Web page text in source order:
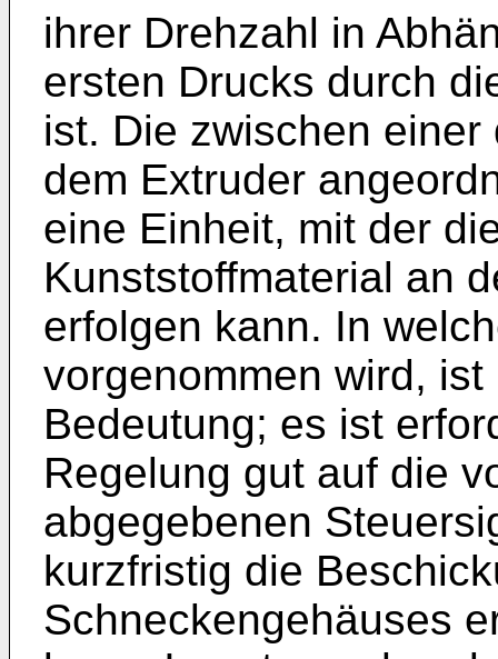
ihrer Drehzahl in
ersten Drucks durch
ist. Die zwischen
dem Extruder
eine Einheit, mit der
Kunststoffmaterial an
erfolgen kann. In
vorgenommen wird,
Bedeutung; es ist
Regelung gut auf die
abgegebenen
kurzfristig die
Schneckengehäuses